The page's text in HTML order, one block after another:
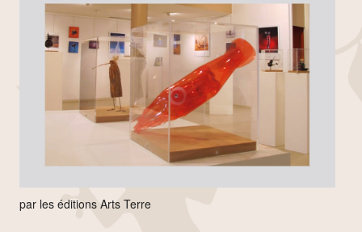
par les éditions Arts Terre